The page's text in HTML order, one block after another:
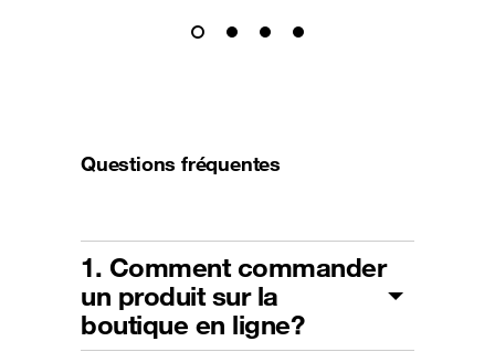
Questions fréquentes
1. Comment commander
un produit sur la
boutique en ligne?